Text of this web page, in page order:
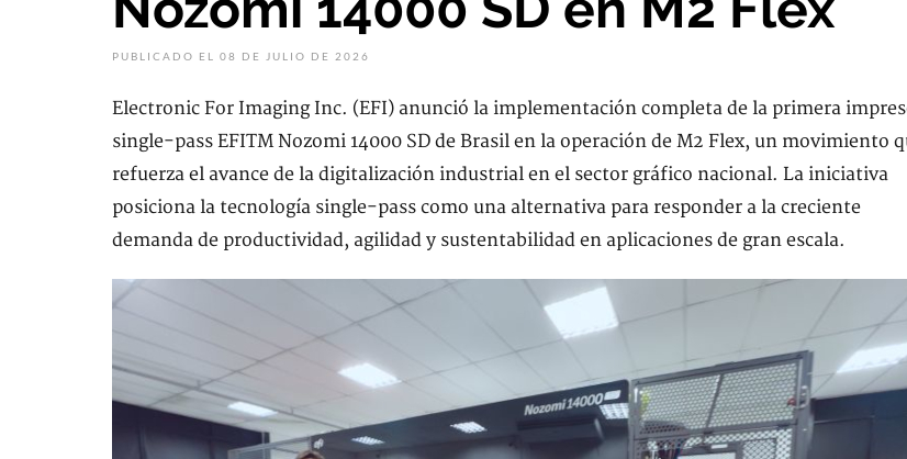
PUBLICADO EL 08 DE JULIO DE 2026
Electronic For Imaging Inc. (EFI) anunció la implementación completa de la primera
single-pass EFITM Nozomi 14000 SD de Brasil en la operación de M2 Flex, un movimiento
refuerza el avance de la digitalización industrial en el sector gráfico nacional. La iniciativa
posiciona la tecnología single-pass como una alternativa para responder a la creciente
demanda de productividad, agilidad y sustentabilidad en aplicaciones de gran escala.